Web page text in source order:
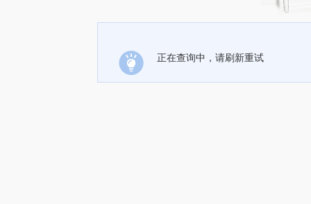
正在查询中，请刷新重试